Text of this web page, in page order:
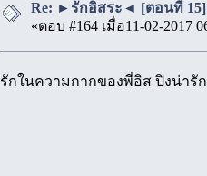
Re: ►รักอิสระ◄ [ตอนที่ 15]
«ตอบ #164 เมื่อ11-02-2017
รักในความกากของพี่อิส ปิงน่ารั